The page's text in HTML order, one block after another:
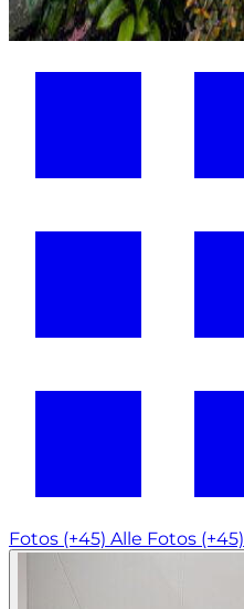
Fotos (+45) Alle Fotos (+45)